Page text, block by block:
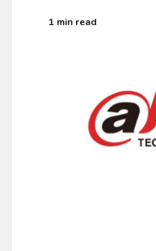
1 min read